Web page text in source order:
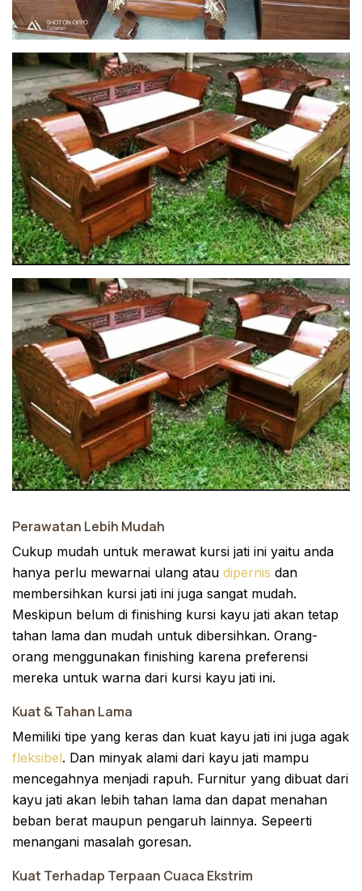
Perawatan Lebih Mudah
Cukup mudah untuk merawat kursi jati ini yaitu anda
hanya perlu mewarnai ulang atau dipernis dan
membersihkan kursi jati ini juga sangat mudah.
Meskipun belum di finishing kursi kayu jati akan tetap
tahan lama dan mudah untuk dibersihkan. Orang-
orang menggunakan finishing karena preferensi
mereka untuk warna dari kursi kayu jati ini.
Kuat & Tahan Lama
Memiliki tipe yang keras dan kuat kayu jati ini juga agak
fleksibel. Dan minyak alami dari kayu jati mampu
mencegahnya menjadi rapuh. Furnitur yang dibuat dari
kayu jati akan lebih tahan lama dan dapat menahan
beban berat maupun pengaruh lainnya. Sepeerti
menangani masalah goresan.
Kuat Terhadap Terpaan Cuaca Ekstrim